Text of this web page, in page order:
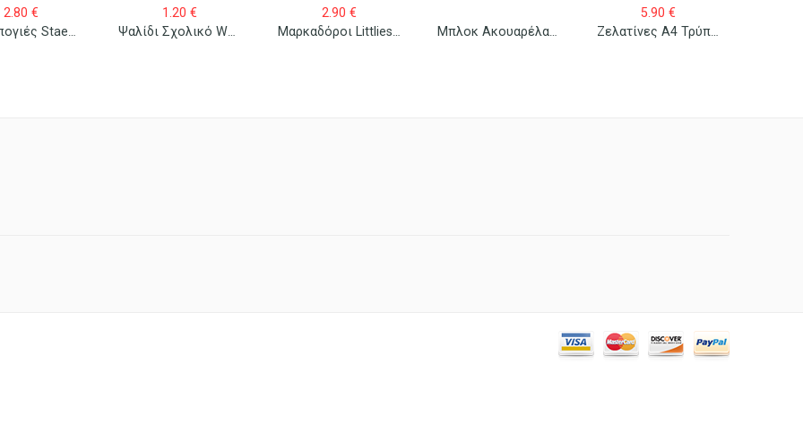
2.80 € 1.20€ 2.90€
Μπλοκ Ακουαρέλας Νο 2
5.90€
Ζελατίνες Α4 Τρύπα Νο 4 SKAG 100 Τεμ.